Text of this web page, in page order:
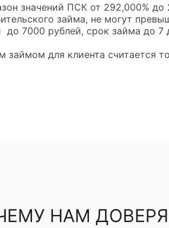
значений ПСК от 292,000% до
займа, не могут
до 7000 рублей, срок займа до 7
займом для клиента считается
НАМ